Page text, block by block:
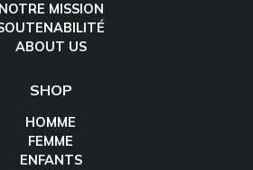
NOTRE MISSION
ABOUT US
SHOP
HOMME
FEMME
ENFANTS